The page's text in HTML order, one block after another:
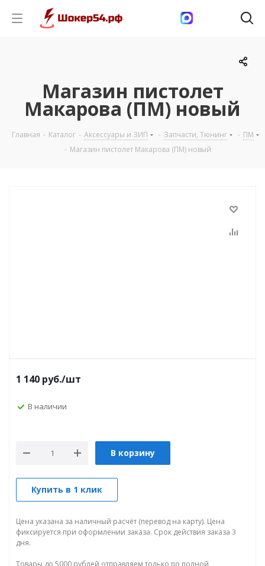
Магазин пистолет
Макарова (ПМ) новый
Главная - Каталог - Аксессуары и ЗИП - Запчасти, Тюнинг - ПМ
- Магазин пистолет Макарова (ПМ) новый
1 140 руб./шт
В наличии
В корзину
Купить в 1 клик
Цена указана за наличный расчёт (перевод на карту). Цена
фиксируется при оформлении заказа. Срок действия заказа 3
дня.
Товары до 5000 рублей отправляем только по полной